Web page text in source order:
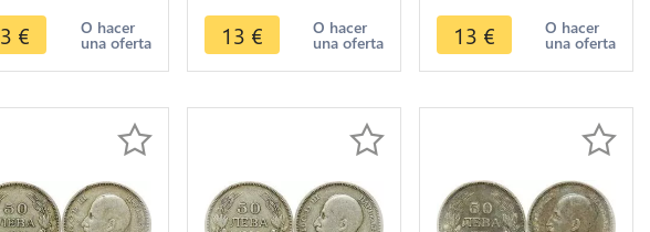
€ O hacer
una oferta
offer
13 € O hacer
una oferta
offer
13 € O hacer
una oferta